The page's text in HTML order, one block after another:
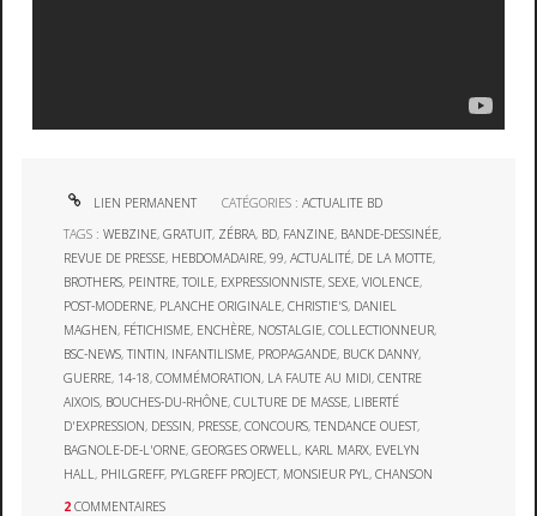
LIEN PERMANENT CATÉGORIES :ACTUALITE BD
TAGS :WEBZINE,GRATUIT, ZÉBRA, BD, FANZINE, BANDE-DESSINÉE,
REVUE DE PRESSE, HEBDOMADAIRE,99,ACTUALITÉ, DE LA MOTTE,
BROTHERS, PEINTRE,TOILE, EXPRESSIONNISTE,SEXE,VIOLENCE,
POST-MODERNE, PLANCHE ORIGINALE,CHRISTIE'S, DANIEL
MAGHEN, FÉTICHISME, ENCHÈRE, NOSTALGIE,COLLECTIONNEUR,
BSC-NEWS,TINTIN, INFANTILISME, PROPAGANDE, BUCK DANNY,
GUERRE, 14-18,COMMÉMORATION, LA FAUTE AU MIDI,CENTRE
AIXOIS, BOUCHES-DU-RHÔNE,CULTURE DE MASSE, LIBERTÉ
D'EXPRESSION, DESSIN, PRESSE,CONCOURS,TENDANCE OUEST,
BAGNOLE-DE-L'ORNE,GEORGES ORWELL, KARL MARX, EVELYN
HALL, PHILGREFF, PYLGREFF PROJECT, MONSIEUR PYL,CHANSON
2 COMMENTAIRES